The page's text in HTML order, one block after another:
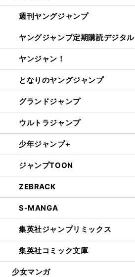
週刊ヤングジャンプ
ヤングジャンプ定期購読デジタル
ヤンジャン！
となりのヤングジャンプ
グランドジャンプ
ウルトラジャンプ
少年ジャンプ+
ジャンプTOON
ZEBRACK
S-MANGA
集英社ジャンプリミックス
集英社コミック文庫
少女マンガ